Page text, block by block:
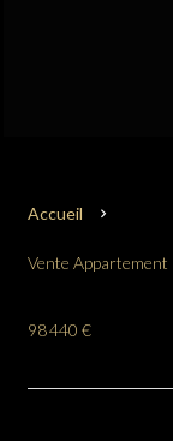
Accueil
Vente Appartement
98 440 €